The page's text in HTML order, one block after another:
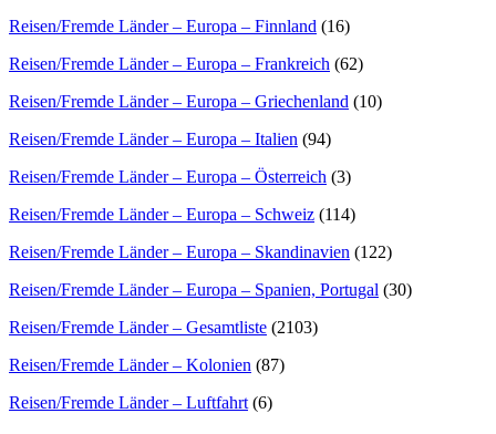
Reisen/Fremde Länder – Europa – Finnland (16)
Reisen/Fremde Länder – Europa – Frankreich (62)
Reisen/Fremde Länder – Europa – Griechenland (10)
Reisen/Fremde Länder – Europa – Italien (94)
Reisen/Fremde Länder – Europa – Österreich (3)
Reisen/Fremde Länder – Europa – Schweiz (114)
Reisen/Fremde Länder – Europa – Skandinavien (122)
Reisen/Fremde Länder – Europa – Spanien, Portugal (30)
Reisen/Fremde Länder – Gesamtliste (2103)
Reisen/Fremde Länder – Kolonien (87)
Reisen/Fremde Länder – Luftfahrt (6)